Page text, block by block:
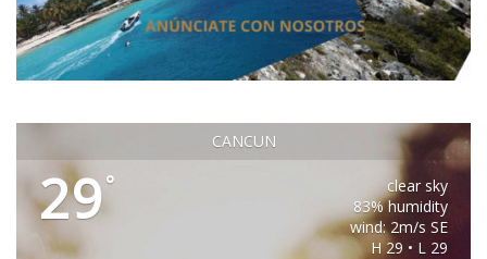
CANCUN
29°
clear sky
83% humidity
wind: 2m/s SE
H 29 • L 29